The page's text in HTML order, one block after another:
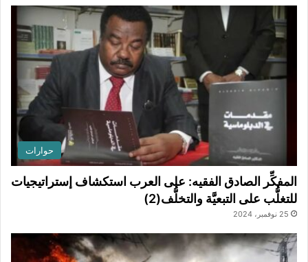
حوارات
المفكِّر الصادق الفقيه: على العرب استكشاف إستراتيجيات
للتغلُّب على التبعيَّة والتخلُّف(2)
25 نوفمبر، 2024